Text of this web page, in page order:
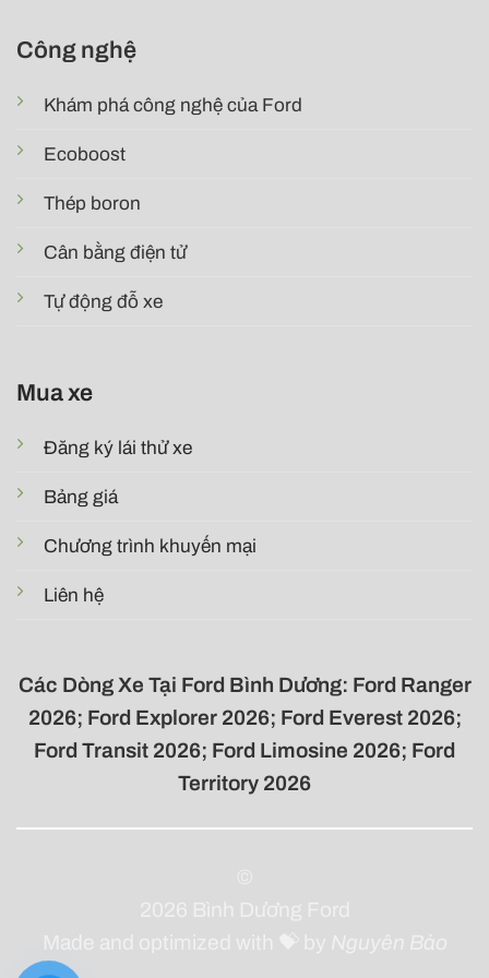
Công nghệ
Khám phá công nghệ của Ford
Ecoboost
Thép boron
Cân bằng điện tử
Tự động đỗ xe
Mua xe
Đăng ký lái thử xe
Bảng giá
Chương trình khuyến mại
Liên hệ
Các Dòng Xe Tại Ford Bình Dương: Ford Ranger
2026; Ford Explorer 2026; Ford Everest 2026;
Ford Transit 2026; Ford Limosine 2026; Ford
Territory 2026